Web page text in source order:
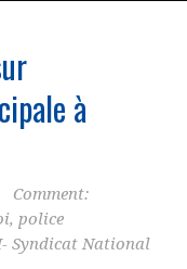
à
Comment:
, police
Syndicat National